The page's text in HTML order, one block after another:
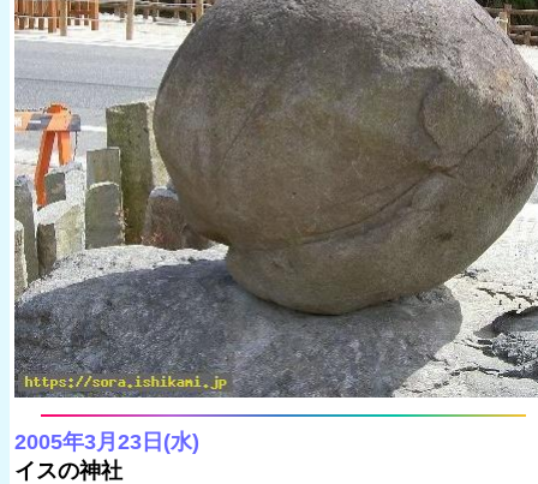
2005年3月23日(水)
イスの神社